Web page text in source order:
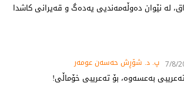
لە نێوان دەوڵەمەندیی یەدەگ و قەیرانی کاشدا
7/8/ پ. د. شۆڕش حەسەن عومەر
بەعسەوە، بۆ تەعریبی خۆماڵی!